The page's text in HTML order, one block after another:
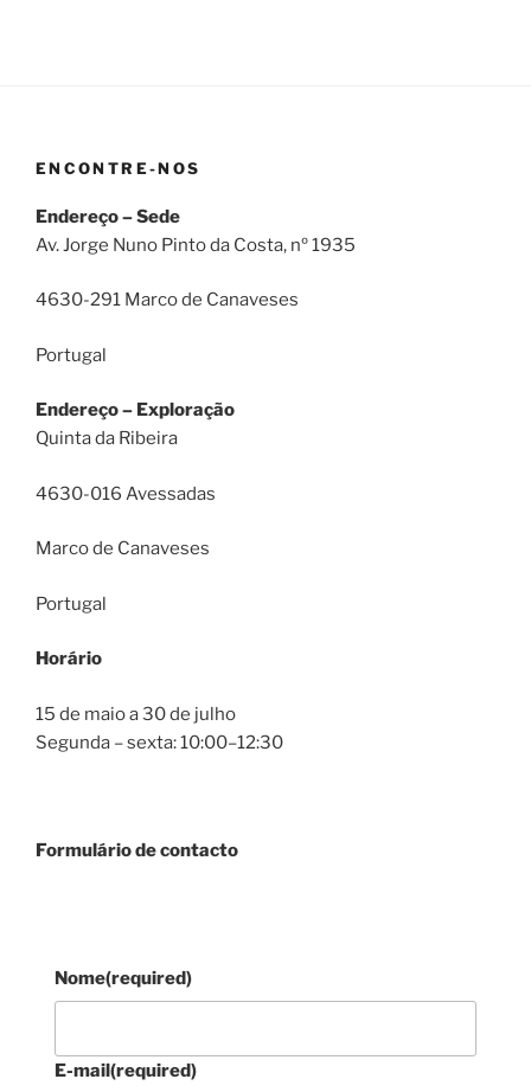
ENCONTRE-NOS
Endereço – Sede
Av. Jorge Nuno Pinto da Costa, nº 1935
4630-291 Marco de Canaveses
Portugal
Endereço – Exploração
Quinta da Ribeira
4630-016 Avessadas
Marco de Canaveses
Portugal
Horário
15 de maio a 30 de julho
Segunda – sexta: 10:00–12:30
Formulário de contacto
Nome(required)
E-mail(required)